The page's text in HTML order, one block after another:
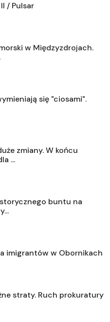
/ Pulsar
w Międzyzdrojach.
się "ciosami".
zmiany. W końcu
...
buntu na
imigrantów w Obornikach
straty. Ruch prokuratury